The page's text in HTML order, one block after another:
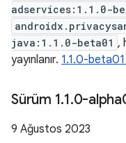
adservices:1.1.0-
java:1.1.0-beta01 ,
yayınlanır. 1.1.0-
Sürüm 1.1.0-
9 Ağustos 2023